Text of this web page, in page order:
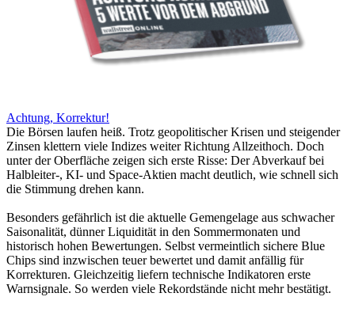
Achtung, Korrektur!
Die Börsen laufen heiß. Trotz geopolitischer Krisen und steigender
Zinsen klettern viele Indizes weiter Richtung Allzeithoch. Doch
unter der Oberfläche zeigen sich erste Risse: Der Abverkauf bei
Halbleiter-, KI- und Space-Aktien macht deutlich, wie schnell sich
die Stimmung drehen kann.
Besonders gefährlich ist die aktuelle Gemengelage aus schwacher
Saisonalität, dünner Liquidität in den Sommermonaten und
historisch hohen Bewertungen. Selbst vermeintlich sichere Blue
Chips sind inzwischen teuer bewertet und damit anfällig für
Korrekturen. Gleichzeitig liefern technische Indikatoren erste
Warnsignale. So werden viele Rekordstände nicht mehr bestätigt.